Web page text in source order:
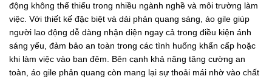
động không thể thiếu trong nhiều ngành nghề và môi trường làm
việc. Với thiết kế đặc biệt và dải phản quang sáng, áo gile giúp
người lao động dễ dàng nhận diện ngay cả trong điều kiện ánh
sáng yếu, đảm bảo an toàn trong các tình huống khẩn cấp hoặc
khi làm việc vào ban đêm. Bên cạnh khả năng tăng cường an
toàn, áo gile phản quang còn mang lại sự thoải mái nhờ vào chất